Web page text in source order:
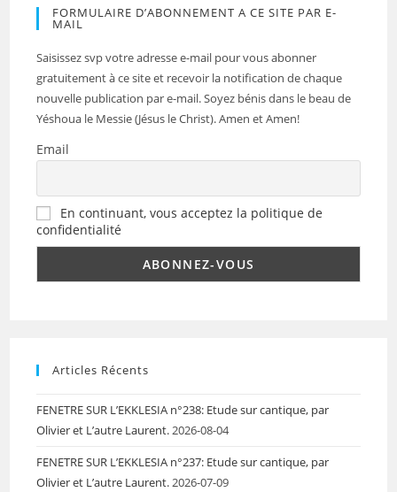
FORMULAIRE D’ABONNEMENT A CE SITE PAR E-
MAIL
Saisissez svp votre adresse e-mail pour vous abonner
gratuitement à ce site et recevoir la notification de chaque
nouvelle publication par e-mail. Soyez bénis dans le beau de
Yéshoua le Messie (Jésus le Christ). Amen et Amen!
Email
En continuant, vous acceptez la politique de
confidentialité
Articles Récents
FENETRE SUR L’EKKLESIA n°238: Etude sur cantique, par
Olivier et L’autre Laurent.2026-08-04
FENETRE SUR L’EKKLESIA n°237: Etude sur cantique, par
Olivier et L’autre Laurent.2026-07-09